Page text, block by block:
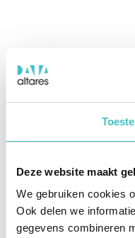
Deze website maakt
We gebruiken cookies
Ook delen we
gegevens combineren